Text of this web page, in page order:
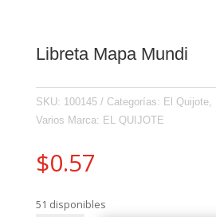
Libreta Mapa Mundi
SKU: 100145 Categorías: El Quijote,
Varios Marca: EL QUIJOTE
$0.57
51 disponibles